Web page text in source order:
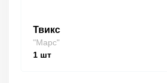
Твикс
"Марс"
1 шт